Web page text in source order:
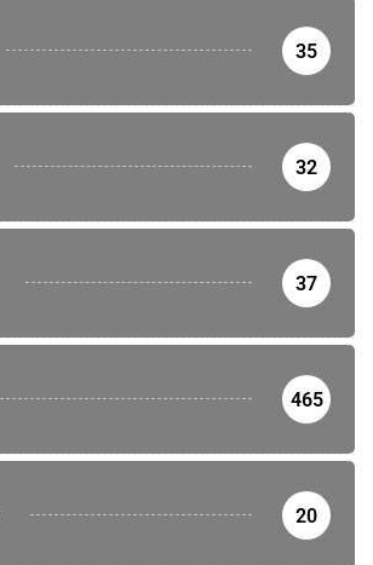
35
32
37
465
20